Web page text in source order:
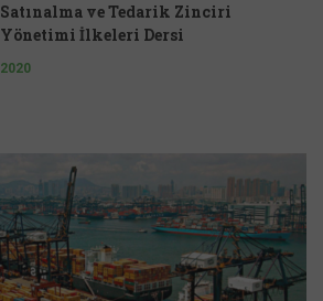
Satınalma ve Tedarik Zinciri
Yönetimi İlkeleri Dersi
2020